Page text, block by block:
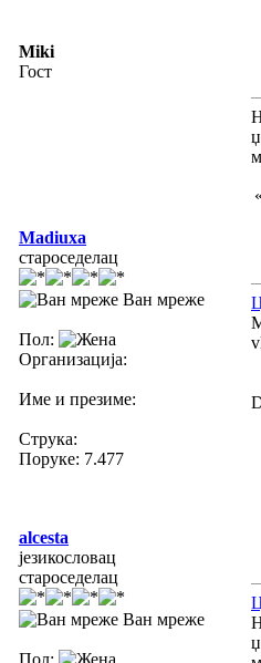
Miki
Гост
«
Madiuxa
староседелац
Ван мреже
Пол:
Организација:
Име и презиме:
Струка:
Поруке: 7.477
alcesta
језикословац
староседелац
Ван мреже
Пол: